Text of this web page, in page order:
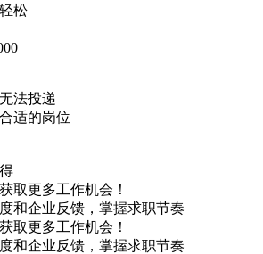
松
法投递
适的岗位
取更多工作机会！
和企业反馈，掌握求职节奏
取更多工作机会！
和企业反馈，掌握求职节奏